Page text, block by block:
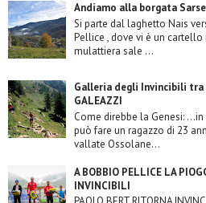
Andiamo alla borgata
Si parte dal laghetto Nais
Pellice , dove vi è un cartello
mulattiera sale ...
Galleria degli Invincibili tra
GALEAZZI
Come direbbe la Genesi: …in
può fare un ragazzo di 23
vallate Ossolane...
A BOBBIO PELLICE LA
INVINCIBILI